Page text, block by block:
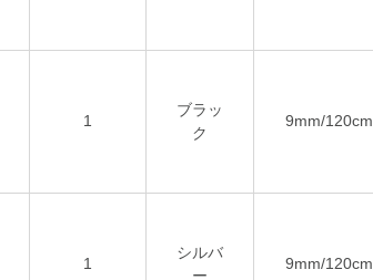
1
ブラッ
ク
9mm/120cm
1
シルバ
ー
9mm/120cm